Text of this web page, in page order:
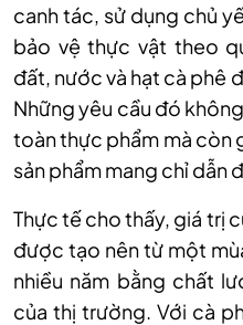
canh tác, sử dụng chủ
bảo vệ thực vật theo
đất, nước và hạt cà phê
Những yêu cầu đó
toàn thực phẩm mà còn
sản phẩm mang chỉ dẫn
Thực tế cho thấy, giá trị
được tạo nên từ một
nhiều năm bằng chất
của thị trường. Với cà